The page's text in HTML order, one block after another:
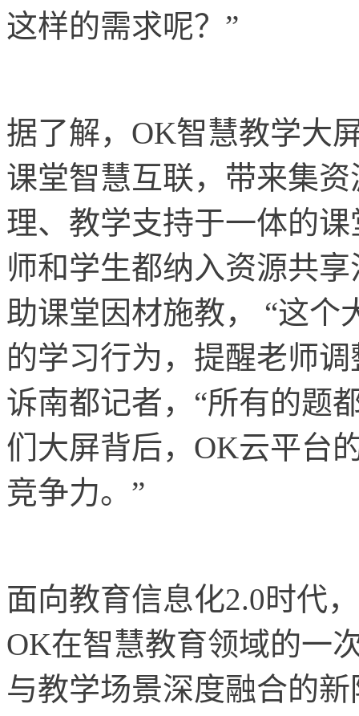
这样的需求呢？”
据了解，OK智慧教学大
课堂智慧互联，带来集
理、教学支持于一体的
师和学生都纳入资源共
助课堂因材施教， “这个
的学习行为，提醒老师
诉南都记者，“所有的题
们大屏背后，OK云平台
竞争力。”
面向教育信息化2.0时代
OK在智慧教育领域的一
与教学场景深度融合的